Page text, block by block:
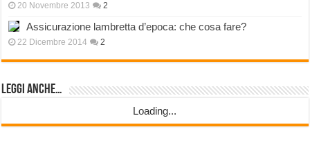
20 Novembre 2013 2
Assicurazione lambretta d’epoca: che cosa fare?
22 Dicembre 2014 2
Leggi anche…
Loading...